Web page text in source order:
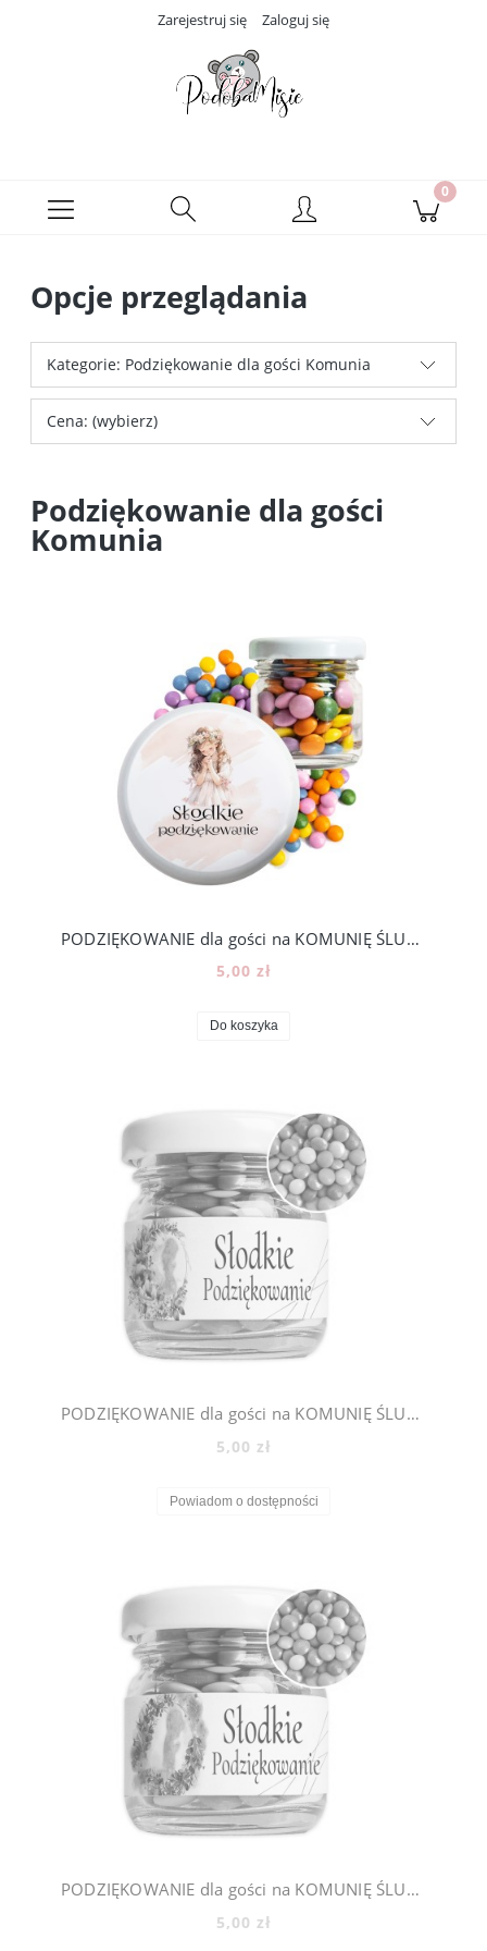
Zarejestruj się Zaloguj się
Opcje przeglądania
Kategorie: Podziękowanie dla gości Komunia
Cena: (wybierz)
Podziękowanie dla gości
Komunia
PODZIĘKOWANIE dla gości na KOMUNIĘ ŚLUB CHRZEST - mini słoiczki + cukierki lentilki, 111_5
5,00 zł
Do koszyka
PODZIĘKOWANIE dla gości na KOMUNIĘ ŚLUB CHRZEST - mini słoiczki + cukierki lentilki, 500_1
5,00 zł
Powiadom o dostępności
PODZIĘKOWANIE dla gości na KOMUNIĘ ŚLUB CHRZEST - mini słoiczki + cukierki lentilki, 500_2
5,00 zł